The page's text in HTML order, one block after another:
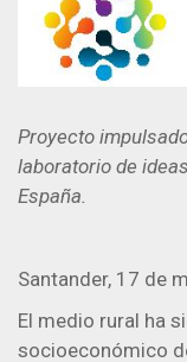
Proyecto
laboratorio de
España.
Santander, 17 de
El medio rural ha
socioeconómico